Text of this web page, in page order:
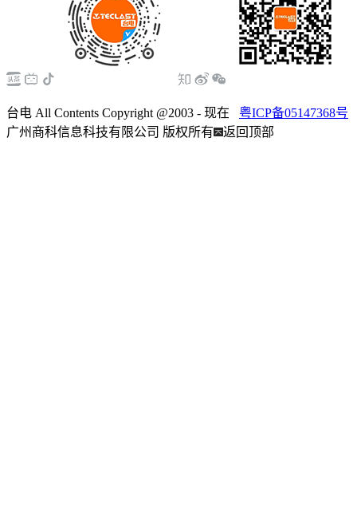
台电 All Contents Copyright @2003 - 现在 粤ICP备05147368号
广州商科信息科技有限公司 版权所有
返回顶部